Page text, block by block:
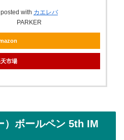
posted with カエレバ
PARKER
市場
）ボールペン 5th IM